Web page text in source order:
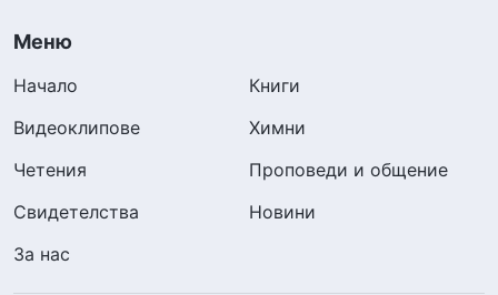
Меню
Начало
Книги
Видеоклипове
Химни
Четения
Проповеди и общение
Свидетелства
Новини
За нас